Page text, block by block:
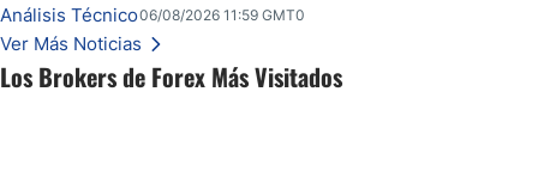
Los Brokers de Forex Más Visitados
Una reducción de tasas por parte del banco central de Brasil y unas elecciones
inminentes están remodelando silenciosamente un rango familiar del USD/BRL.
Esto es lo que los traders están observando a continuación.
Análisis Técnico06/08/2026 11:59 GMT0
Ver Más Noticias